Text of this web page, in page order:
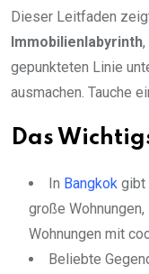
Dieser Leitfaden
Immobilienlabyrinth
gepunkteten Linie
ausmachen. Tauche
Das
In Bangkok gibt
große
Wohnungen mit
Beliebte